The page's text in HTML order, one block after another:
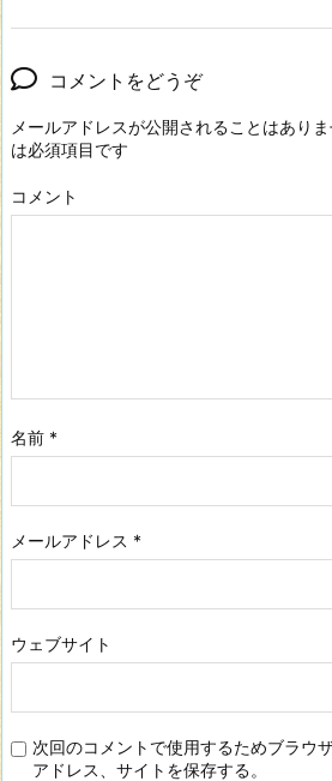
コメントをどうぞ
メールアドレスが公開されることはありま
は必須項目です
コメント
名前 *
メールアドレス *
ウェブサイト
次回のコメントで使用するためブラウ
アドレス、サイトを保存する。